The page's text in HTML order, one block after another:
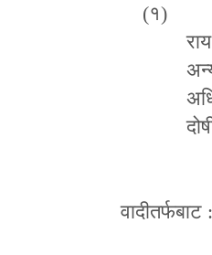
(१)
वादीतर्फबाट :